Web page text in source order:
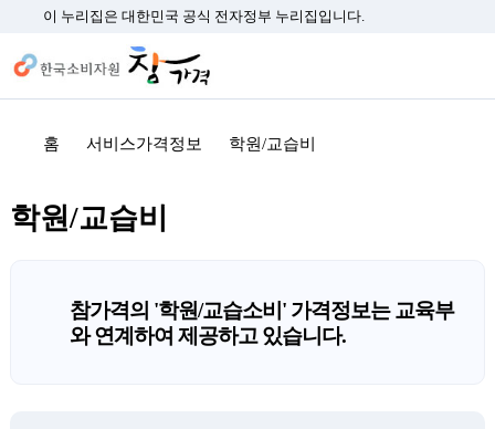
이 누리집은 대한민국 공식 전자정부 누리집입니다.
홈 서비스가격정보 학원/교습비
학원/교습비
참가격의 '학원/교습소비' 가격정보는 교육부
와 연계하여 제공하고 있습니다.